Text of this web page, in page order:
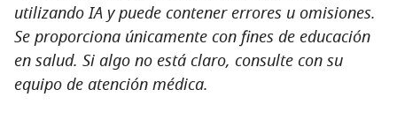
utilizando IA y puede contener errores u omisiones.
Se proporciona únicamente con fines de educación
en salud. Si algo no está claro, consulte con su
equipo de atención médica.